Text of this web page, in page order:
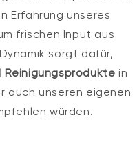
Erfahrung unseres
frischen Input aus
sorgt dafür,
Reinigungsprodukte in
auch unseren eigenen
würden.